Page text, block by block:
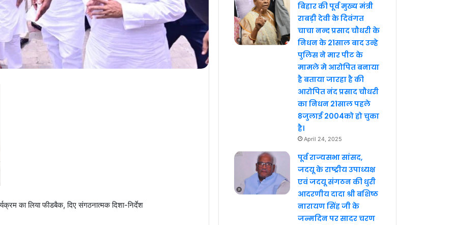
का लिया फीडबैक, दिए संगठनात्मक दिशा-निर्देश
बिहार की पूर्व मुख्य मंत्री
राबड़ी देवी के दिवंगत
चाचा नन्द प्रसाद चौधरी के
निधन के 21साल बाद उन्हे
पुलिस ने मार पीट के
मामले मे आरोपित बनाया
है बताया जारहा है की
आरोपित नंद प्रसाद चौधरी
का निधन 21साल पहले
8जुलाई 2004को हो चुका
है।
April 24, 2025
पूर्व राज्यसभा सांसद,
जदयू के राष्ट्रीय उपाध्यक्ष
एवं जदयू संगठन की धुरी
आदरणीय दादा श्री बशिष्ठ
नारायण सिंह जी के
जन्मदिन पर सादर चरण